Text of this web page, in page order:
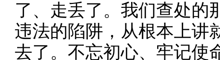
了、走丢了。我们查处的
违法的陷阱，从根本上讲
去了。不忘初心、牢记使